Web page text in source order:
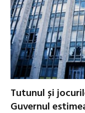
Tutunul și
Guvernul